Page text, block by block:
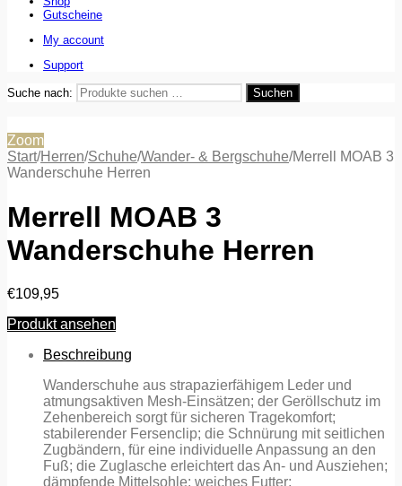
Gutscheine
My account
Support
Suche nach: Suchen
Zoom
Start/Herren/Schuhe/Wander- & Bergschuhe/Merrell MOAB 3
Wanderschuhe Herren
Merrell MOAB 3
Wanderschuhe Herren
€109,95
Produkt ansehen
Beschreibung
Wanderschuhe aus strapazierfähigem Leder und
atmungsaktiven Mesh-Einsätzen; der Geröllschutz im
Zehenbereich sorgt für sicheren Tragekomfort;
stabilerender Fersenclip; die Schnürung mit seitlichen
Zugbändern, für eine individuelle Anpassung an den
Fuß; die Zuglasche erleichtert das An- und Ausziehen;
dämpfende Mittelsohle; weiches Futter;